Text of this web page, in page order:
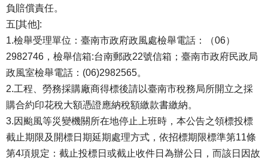
負賠償責任。
五[其他]:
1.檢舉受理單位：臺南市政府政風處檢舉電話：（06）
2982746，檢舉信箱:台南郵政22號信箱；臺南市政府民政局
政風室檢舉電話：(06)2982565。
2.工程、勞務採購廠商得標後請以臺南市稅務局所開立之採
購合約印花稅大額憑證應納稅額繳款書繳納。
3.因颱風等災變機關所在地停止上班時，本公告之領標投標
截止期限及開標日期延期處理方式，依招標期限標準第11條
第4項規定：截止投標日或截止收件日為辦公日，而該日因故